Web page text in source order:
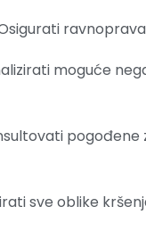
moguće
sve oblike